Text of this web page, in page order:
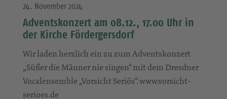
24. November 2024
Adventskonzert am 08.12., 17.00 Uhr in
der Kirche Fördergersdorf
Wir laden herzlich ein zu zum Adventskonzert
„Süßer die Männer nie singen“ mit dem Dresdner
Vocalensemble „Vorsicht Seriös“. www.vorsicht-
serioes.de